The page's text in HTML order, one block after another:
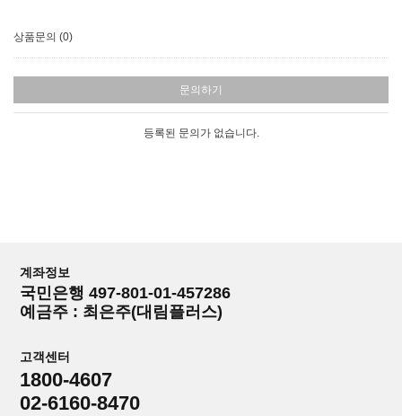
상품문의 (0)
문의하기
등록된 문의가 없습니다.
계좌정보
국민은행 497-801-01-457286
예금주 : 최은주(대림플러스)
고객센터
1800-4607
02-6160-8470